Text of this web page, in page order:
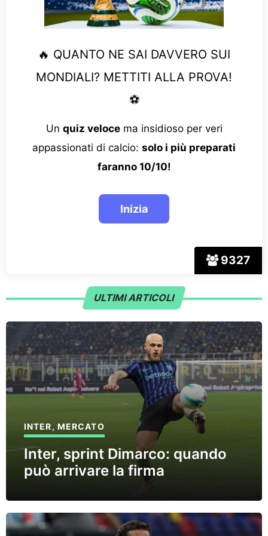
9327
🔥 QUANTO NE SAI DAVVERO SUI
MONDIALI? METTITI ALLA PROVA!
⚽
Un quiz velocema insidioso per veri
appassionati di calcio: solo i più preparati
faranno 10/10!
ULTIMI ARTICOLI
INTER, MERCATO
Inter, sprint Dimarco: quando
può arrivare la firma